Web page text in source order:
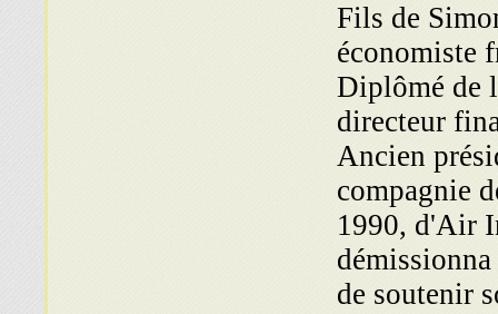
Fils de
économiste
Diplômé de
directeur
Ancien
compagnie
1990, d'Air
de soutenir